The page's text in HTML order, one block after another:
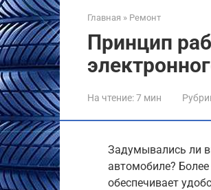
Главная » Ремонт
Принцип
На чтение:7 мин
Задумывались ли
автомобиле?
обеспечивает